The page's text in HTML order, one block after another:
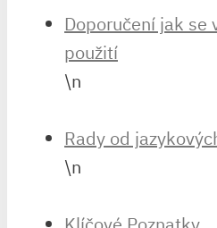
Doporučení jak se
použití
\n
Rady od
\n